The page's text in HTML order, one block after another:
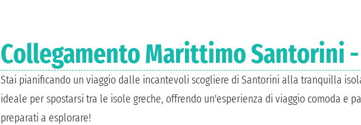
Collegamento Marittimo Santorini
Stai pianificando un viaggio dalle incantevoli scogliere di Santorini alla tranquilla
ideale per spostarsi tra le isole greche, offrendo un'esperienza di viaggio comoda e
preparati a esplorare!